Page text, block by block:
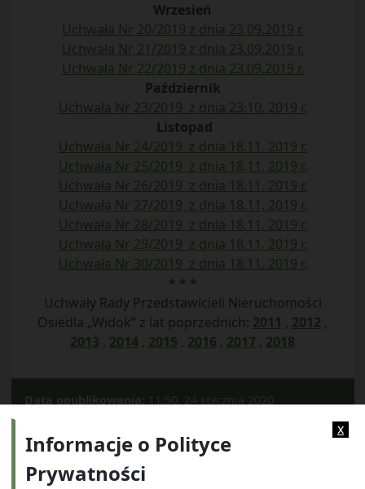
Wrzesień
Uchwała Nr 20/2019 z dnia 23.09.2019 r.
Uchwała Nr 21/2019 z dnia 23.09.2019 r.
Uchwała Nr 22/2019 z dnia 23.09.2019 r.
Październik
Uchwała Nr 23/2019 z dnia 23.10. 2019 r.
Listopad
Uchwała Nr 24/2019 z dnia 18.11. 2019 r.
Uchwała Nr 25/2019 z dnia 18.11. 2019 r.
Uchwała Nr 26/2019 z dnia 18.11. 2019 r.
Uchwała Nr 27/2019 z dnia 18.11. 2019 r.
Uchwała Nr 28/2019 z dnia 18.11. 2019 r.
Uchwała Nr 29/2019 z dnia 18.11. 2019 r.
Uchwała Nr 30/2019 z dnia 18.11. 2019 r.
* * *
Uchwały Rady Przedstawicieli Nieruchomości
Osiedla „Widok” z lat poprzednich: 2011 , 2012 ,
2013 , 2014 , 2015 , 2016 , 2017 , 2018
Data opublikowania: 11:50, 24 stycznia 2020
x
Informacje o Polityce
Prywatności